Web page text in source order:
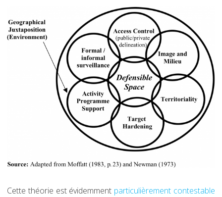
Cette théorie est évidemment particulièrement contestable